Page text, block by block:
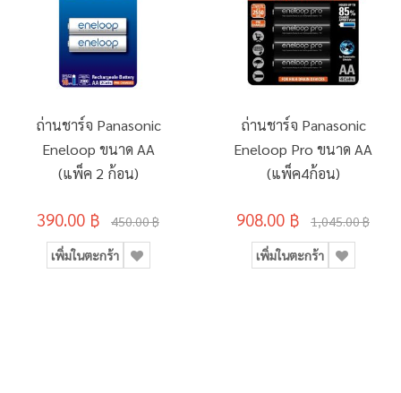
ถ่านชาร์จ Panasonic
Eneloop ขนาด AA
(แพ็ค 2 ก้อน)
390.00 ฿ 450.00 ฿
เพิ่มในตะกร้า
ถ่านชาร์จ Panasonic
Eneloop Pro ขนาด AA
(แพ็ค4ก้อน)
908.00 ฿ 1,045.00 ฿
เพิ่มในตะกร้า